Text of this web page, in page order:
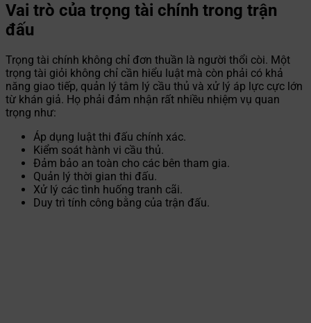
Vai trò của trọng tài chính trong trận
đấu
Trọng tài chính không chỉ đơn thuần là người thổi còi. Một
trọng tài giỏi không chỉ cần hiểu luật mà còn phải có khả
năng giao tiếp, quản lý tâm lý cầu thủ và xử lý áp lực cực lớn
từ khán giả. Họ phải đảm nhận rất nhiều nhiệm vụ quan
trọng như:
Áp dụng luật thi đấu chính xác.
Kiểm soát hành vi cầu thủ.
Đảm bảo an toàn cho các bên tham gia.
Quản lý thời gian thi đấu.
Xử lý các tình huống tranh cãi.
Duy trì tính công bằng của trận đấu.